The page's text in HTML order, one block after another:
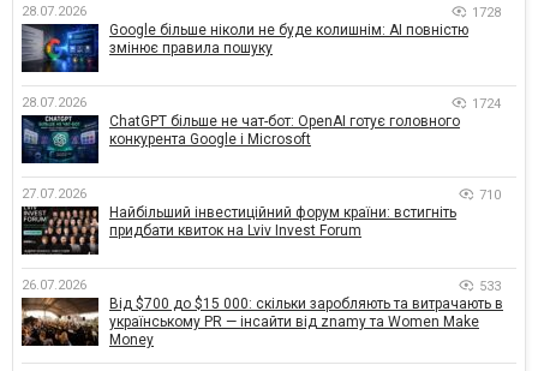
28.07.2026 1728
Google більше ніколи не буде колишнім: AI повністю
змінює правила пошуку
28.07.2026 1724
ChatGPT більше не чат-бот: OpenAI готує головного
конкурента Google і Microsoft
27.07.2026 710
Найбільший інвестиційний форум країни: встигніть
придбати квиток на Lviv Invest Forum
26.07.2026 533
Від $700 до $15 000: скільки заробляють та витрачають в
українському PR — інсайти від znamy та Women Make
Money